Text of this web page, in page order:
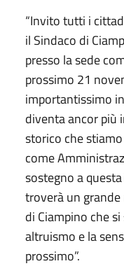
“Invito tutti i
il Sindaco di
presso la sede
prossimo 21
importantissimo
diventa ancor più
storico che
come
sostegno a
troverà un
di Ciampino che
altruismo e la
prossimo”.